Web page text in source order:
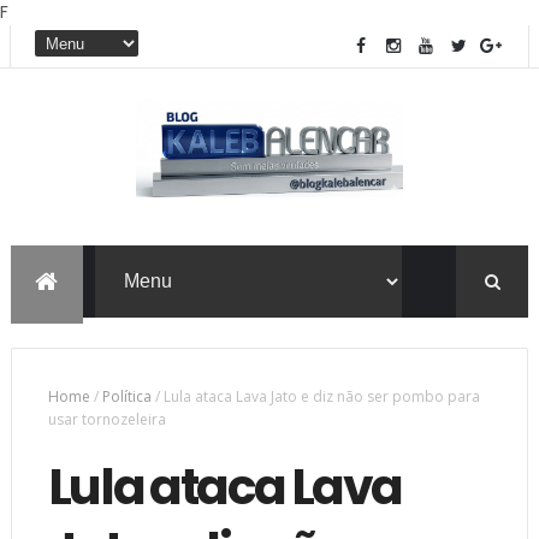
F
Home / Política / Lula ataca Lava Jato e diz não ser pombo para
usar tornozeleira
Lula ataca Lava